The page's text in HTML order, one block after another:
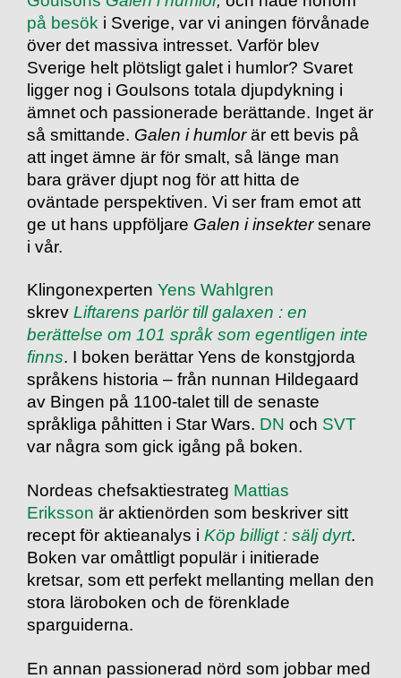
på besök i Sverige, var vi aningen förvånade
över det massiva intresset. Varför blev
Sverige helt plötsligt galet i humlor? Svaret
ligger nog i Goulsons totala djupdykning i
ämnet och passionerade berättande. Inget är
så smittande. Galen i humlorär ett bevis på
att inget ämne är för smalt, så länge man
bara gräver djupt nog för att hitta de
oväntade perspektiven. Vi ser fram emot att
ge ut hans uppföljare Galen i insektersenare
i vår.
Klingonexperten Yens Wahlgren
skrev Liftarens parlör till galaxen : en
berättelse om 101 språk som egentligen inte
finns. I boken berättar Yens de konstgjorda
språkens historia – från nunnan Hildegaard
av Bingen på 1100-talet till de senaste
språkliga påhitten i Star Wars. DN och SVT
var några som gick igång på boken.
Nordeas chefsaktiestrateg Mattias
Eriksson är aktienörden som beskriver sitt
recept för aktieanalys i Köp billigt : sälj dyrt.
Boken var omåttligt populär i initierade
kretsar, som ett perfekt mellanting mellan den
stora läroboken och de förenklade
sparguiderna.
En annan passionerad nörd som jobbar med